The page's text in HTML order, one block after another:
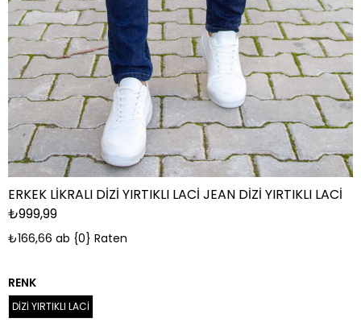
ERKEK LİKRALI DİZİ YIRTIKLI LACİ JEAN DİZİ YIRTIKLI LACİ
₺999,99
₺166,66 ab {0} Raten
RENK
DİZİ YIRTIKLI LACİ